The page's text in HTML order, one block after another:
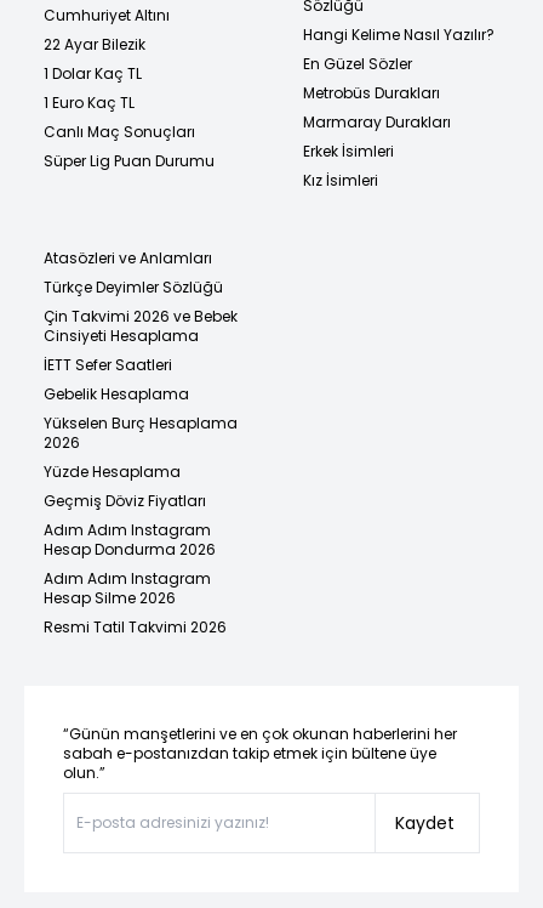
Cumhuriyet Altını
22 Ayar Bilezik
1 Dolar Kaç TL
1 Euro Kaç TL
Canlı Maç Sonuçları
Süper Lig Puan Durumu
Sözlüğü
Hangi Kelime Nasıl Yazılır?
En Güzel Sözler
Metrobüs Durakları
Marmaray Durakları
Erkek İsimleri
Kız İsimleri
Atasözleri ve Anlamları
Türkçe Deyimler Sözlüğü
Çin Takvimi 2026 ve Bebek
Cinsiyeti Hesaplama
İETT Sefer Saatleri
Gebelik Hesaplama
Yükselen Burç Hesaplama
2026
Yüzde Hesaplama
Geçmiş Döviz Fiyatları
Adım Adım Instagram
Hesap Dondurma 2026
Adım Adım Instagram
Hesap Silme 2026
Resmi Tatil Takvimi 2026
“Günün manşetlerini ve en çok okunan haberlerini her
sabah e-postanızdan takip etmek için bültene üye
olun.”
Kaydet